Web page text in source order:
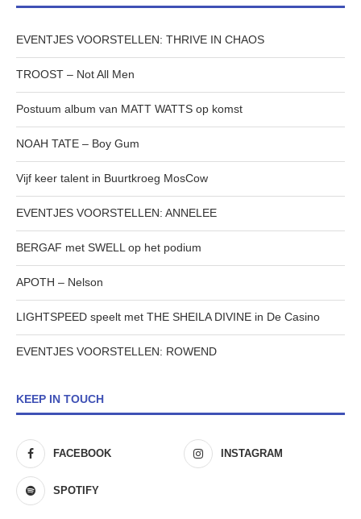
EVENTJES VOORSTELLEN: THRIVE IN CHAOS
TROOST – Not All Men
Postuum album van MATT WATTS op komst
NOAH TATE – Boy Gum
Vijf keer talent in Buurtkroeg MosCow
EVENTJES VOORSTELLEN: ANNELEE
BERGAF met SWELL op het podium
APOTH – Nelson
LIGHTSPEED speelt met THE SHEILA DIVINE in De Casino
EVENTJES VOORSTELLEN: ROWEND
KEEP IN TOUCH
FACEBOOK INSTAGRAM
SPOTIFY